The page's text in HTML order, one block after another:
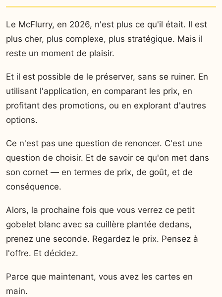
Le McFlurry, en 2026, n'est plus ce qu'il était. Il est
plus cher, plus complexe, plus stratégique. Mais il
reste un moment de plaisir.
Et il est possible de le préserver, sans se ruiner. En
utilisant l'application, en comparant les prix, en
profitant des promotions, ou en explorant d'autres
options.
Ce n'est pas une question de renoncer. C'est une
question de choisir. Et de savoir ce qu'on met dans
son cornet — en termes de prix, de goût, et de
conséquence.
Alors, la prochaine fois que vous verrez ce petit
gobelet blanc avec sa cuillère plantée dedans,
prenez une seconde. Regardez le prix. Pensez à
l'offre. Et décidez.
Parce que maintenant, vous avez les cartes en
main.